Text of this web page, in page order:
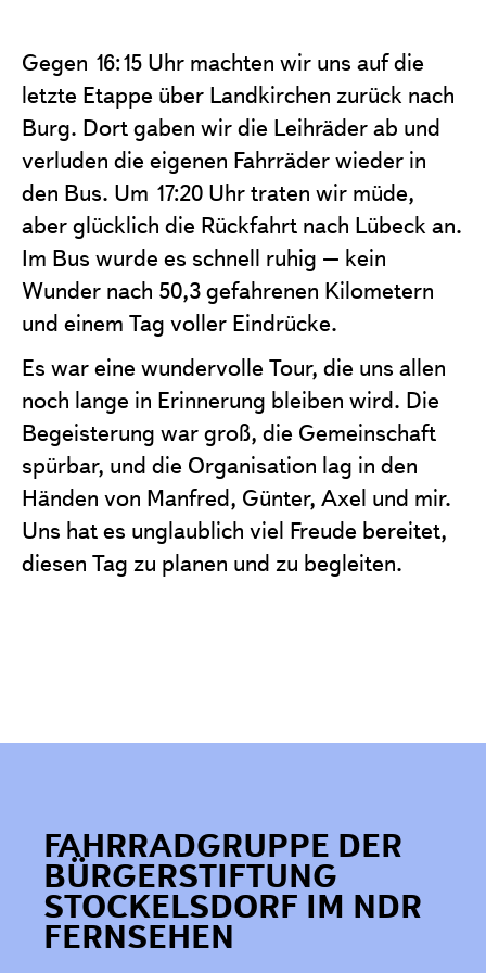
Gegen 16:15 Uhr machten wir uns auf die
letzte Etappe über Landkirchen zurück nach
Burg. Dort gaben wir die Leihräder ab und
verluden die eigenen Fahrräder wieder in
den Bus. Um 17:20 Uhr traten wir müde,
aber glücklich die Rückfahrt nach Lübeck an.
Im Bus wurde es schnell ruhig – kein
Wunder nach 50,3 gefahrenen Kilometern
und einem Tag voller Eindrücke.
Es war eine wundervolle Tour, die uns allen
noch lange in Erinnerung bleiben wird. Die
Begeisterung war groß, die Gemeinschaft
spürbar, und die Organisation lag in den
Händen von Manfred, Günter, Axel und mir.
Uns hat es unglaublich viel Freude bereitet,
diesen Tag zu planen und zu begleiten.
FAHRRADGRUPPE DER
BÜRGERSTIFTUNG
STOCKELSDORF IM NDR
FERNSEHEN